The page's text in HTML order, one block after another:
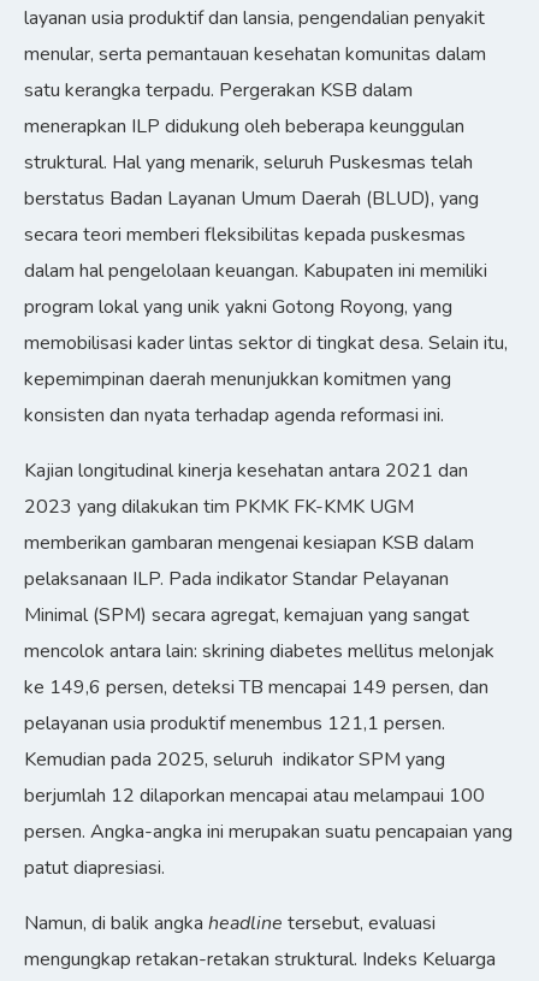
layanan usia produktif dan lansia, pengendalian penyakit
menular, serta pemantauan kesehatan komunitas dalam
satu kerangka terpadu. Pergerakan KSB dalam
menerapkan ILP didukung oleh beberapa keunggulan
struktural. Hal yang menarik, seluruh Puskesmas telah
berstatus Badan Layanan Umum Daerah (BLUD), yang
secara teori memberi fleksibilitas kepada puskesmas
dalam hal pengelolaan keuangan. Kabupaten ini memiliki
program lokal yang unik yakni Gotong Royong, yang
memobilisasi kader lintas sektor di tingkat desa. Selain itu,
kepemimpinan daerah menunjukkan komitmen yang
konsisten dan nyata terhadap agenda reformasi ini.
Kajian longitudinal kinerja kesehatan antara 2021 dan
2023 yang dilakukan tim PKMK FK-KMK UGM
memberikan gambaran mengenai kesiapan KSB dalam
pelaksanaan ILP. Pada indikator Standar Pelayanan
Minimal (SPM) secara agregat, kemajuan yang sangat
mencolok antara lain: skrining diabetes mellitus melonjak
ke 149,6 persen, deteksi TB mencapai 149 persen, dan
pelayanan usia produktif menembus 121,1 persen.
Kemudian pada 2025, seluruh indikator SPM yang
berjumlah 12 dilaporkan mencapai atau melampaui 100
persen. Angka-angka ini merupakan suatu pencapaian yang
patut diapresiasi.
Namun, di balik angka headline tersebut, evaluasi
mengungkap retakan-retakan struktural. Indeks Keluarga